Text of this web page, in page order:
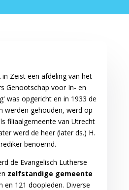
Zeist een afdeling van het
Genootschap voor In- en
was opgericht en in 1933 de
werden gehouden, werd op
filiaalgemeente van Utrecht
werd de heer (later ds.) H.
benoemd.
de Evangelisch Lutherse
zelfstandige gemeente
en 121 doopleden. Diverse